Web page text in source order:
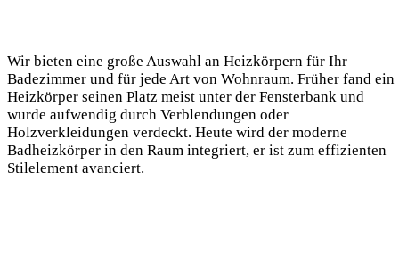
Wir bieten eine große Auswahl an Heizkörpern für Ihr
Badezimmer und für jede Art von Wohnraum. Früher fand ein
Heizkörper seinen Platz meist unter der Fensterbank und
wurde aufwendig durch Verblendungen oder
Holzverkleidungen verdeckt. Heute wird der moderne
Badheizkörper in den Raum integriert, er ist zum effizienten
Stilelement avanciert.